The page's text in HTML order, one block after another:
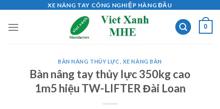
content
XE NÂNG TAY CÔNG NGHIỆP HÀNG ĐẦU
0
BÀN NÂNG THỦY LỰC XE NÂNG BÀN
Bàn nâng tay thủy lực 350kg cao
1m5 hiệu TW-LIFTER Đài Loan